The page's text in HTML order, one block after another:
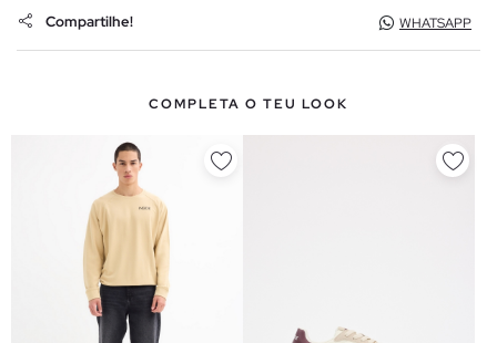
Compartilhe! WHATSAPP
COMPLETA O TEU LOOK